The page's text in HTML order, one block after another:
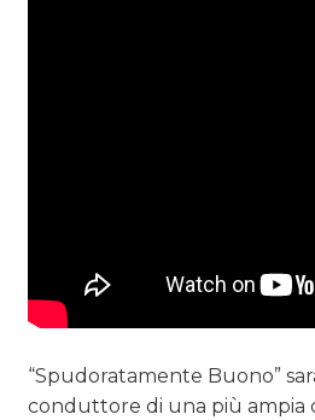
“Spudoratamente Buono”
conduttore di una più ampia